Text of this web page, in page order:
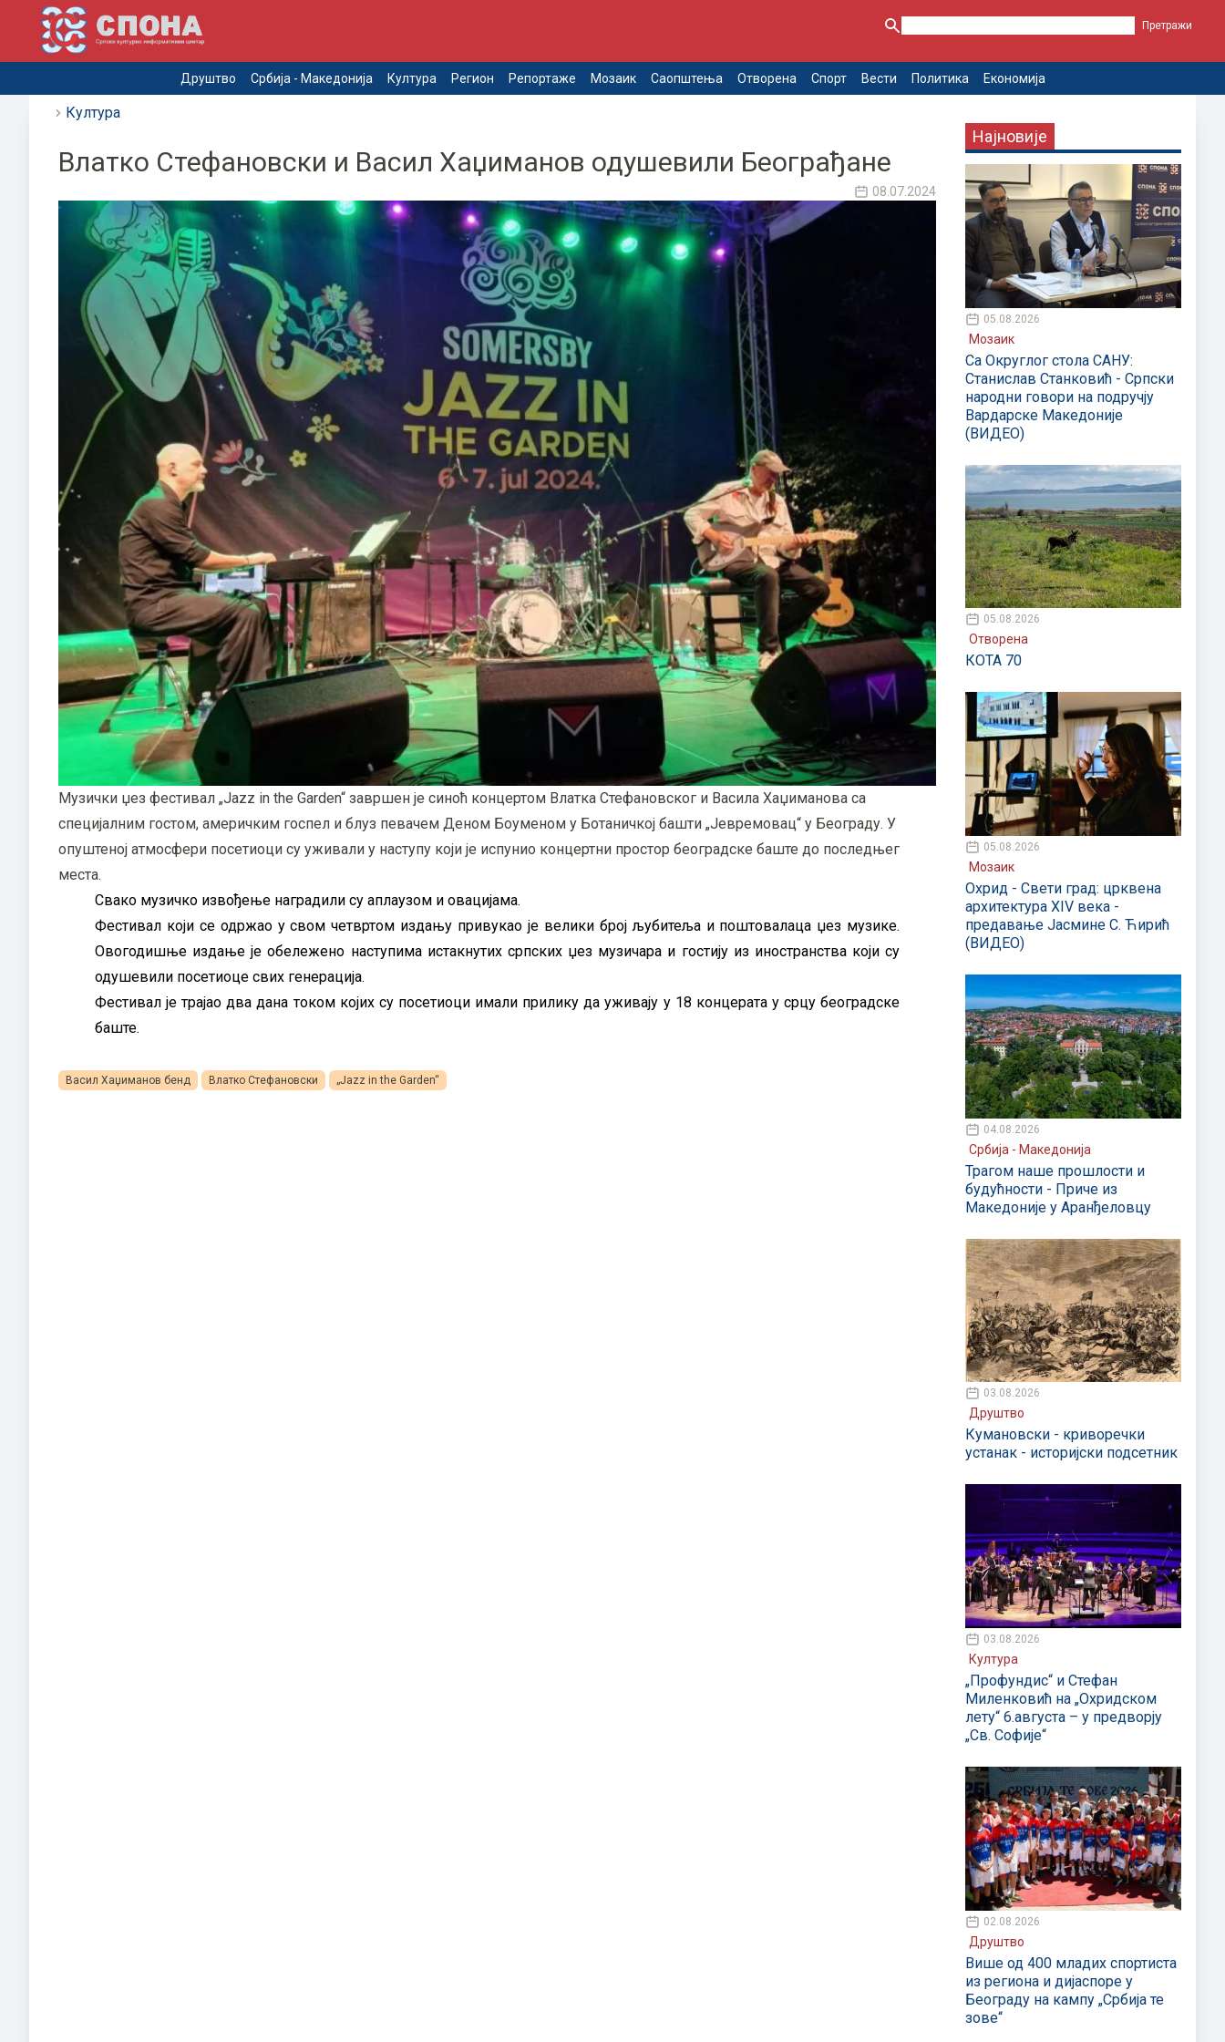
Друштво Србија - Македонија Култура Регион Репортаже Мозаик Саопштења Отворена Спорт Вести Политика Економија
Култура
Влатко Стефановски и Васил Хаџиманов одушевили Београђане
08.07.2024
Музички џез фестивал „Jazz in the Garden“ завршен је синоћ концертом Влатка Стефановског и Васила Хаџиманова са
специјалним гостом, америчким госпел и блуз певачем Деном Боуменом у Ботаничкој башти „Јевремовац“ у Београду. У
опуштеној атмосфери посетиоци су уживали у наступу који је испунио концертни простор београдске баште до последњег
места.
Свако музичко извођење наградили су аплаузом и овацијама.
Фестивал који се одржао у свом четвртом издању привукао је велики број љубитеља и поштовалаца џез музике.
Овогодишње издање је обележено наступима истакнутих српских џез музичара и гостију из иностранства који су
одушевили посетиоце свих генерација.
Фестивал је трајао два дана током којих су посетиоци имали прилику да уживају у 18 концерата у срцу београдске
баште.
Васил Хаџиманов бенд Влатко Стефановски „Jazz in the Garden“
Најновије
05.08.2026
Мозаик
Са Округлог стола САНУ:
Станислав Станковић - Српски
народни говори на подручју
Вардарске Македоније
(ВИДЕО)
05.08.2026
Отворена
КОТА 70
05.08.2026
Мозаик
Охрид - Свети град: црквена
архитектура XIV века -
предавање Јасмине С. Ћирић
(ВИДЕО)
04.08.2026
Србија - Македонија
Трагом наше прошлости и
будућности - Приче из
Македоније у Аранђеловцу
03.08.2026
Друштво
Кумановски - криворечки
устанак - историјски подсетник
03.08.2026
Култура
„Профундис“ и Стефан
Миленковић на „Охридском
лету“ 6.августа – у предворју
„Св. Софије“
02.08.2026
Друштво
Више од 400 младих спортиста
из региона и дијаспоре у
Београду на кампу „Србија те
зове“